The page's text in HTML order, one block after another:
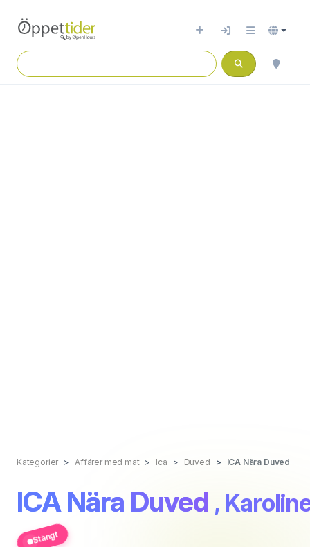
Kategorier Affärer med mat Ica Duved ICA Nära Duved
ICA Nära Duved ,
Stängt